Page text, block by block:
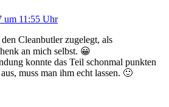
um 11:55 Uhr
Cleanbutler zugelegt, als
an mich selbst. 😀
konnte das Teil schonmal punkten
muss man ihm echt lassen. 🙂